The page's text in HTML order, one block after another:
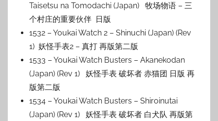
Taisetsu na Tomodachi (Japan) 牧场物语 – 三
个村庄的重要伙伴 日版
1532 – Youkai Watch 2 – Shinuchi (Japan) (Rev
1) 妖怪手表2 – 真打 再版第二版
1533 – Youkai Watch Busters – Akanekodan
(Japan) (Rev 1) 妖怪手表 破坏者 赤猫团 日版 再
版第二版
1534 – Youkai Watch Busters – Shiroinutai
(Japan) (Rev 1) 妖怪手表 破坏者 白犬队 再版第